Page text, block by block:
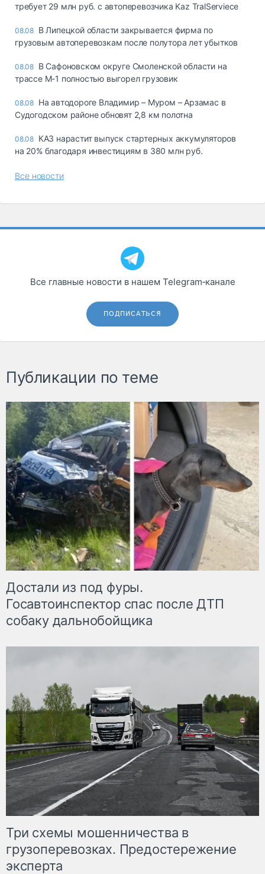
требует 29 млн руб. с автоперевозчика Kaz TralServiece
08.08 В Липецкой области закрывается фирма по
грузовым автоперевозкам после полутора лет убытков
08.08 В Сафоновском округе Смоленской области на
трассе М-1 полностью выгорел грузовик
08.08 На автодороге Владимир – Муром – Арзамас в
Судогодском районе обновят 2,8 км полотна
08.08 КАЗ нарастит выпуск стартерных аккумуляторов
на 20% благодаря инвестициям в 380 млн руб.
Все новости
Все главные новости в нашем Telegram‑канале
ПОДПИСАТЬСЯ
Публикации по теме
Достали из под фуры.
Госавтоинспектор спас после ДТП
собаку дальнобойщика
Три схемы мошенничества в
грузоперевозках. Предостережение
эксперта